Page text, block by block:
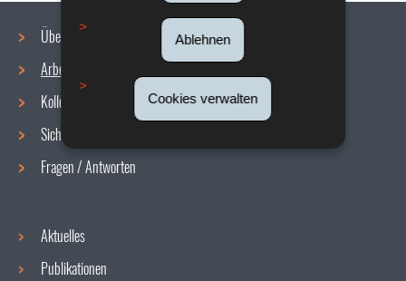
Ablehnen
Cookies verwalten
Navigationsmenü
Über uns
Arbeitsbedingungen
Kollektive Vereinbarungen
Sicherheit/Gesundheit am Arbeitsplatz
Fragen / Antworten
Aktuelles
Publikationen